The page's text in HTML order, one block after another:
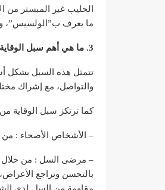
الحليب غير المبستر
ما يعرف ب”الولسيس”،
3. ما هي أهم سبل الوقاية من هذا المرض؟
تتمثل هذه السبل بشكل
والتواصل، مع إشراك
كما ترتكز سبل الوقاية
– الأشخاص الأصحاء : من
– مرضى السل : من خلال
بالتحسن وتراجع